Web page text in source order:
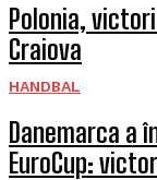
Polonia,
Craiova
HANDBAL
Danemarca a
EuroCup: